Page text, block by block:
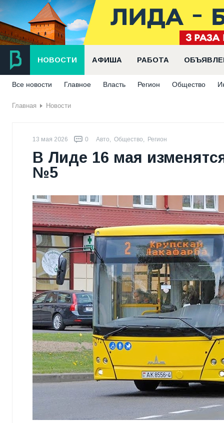
НОВОСТИ АФИША РАБОТА
Все новости Главное Власть Регион Общество
Главная Новости
13 мая 2026 0 Авто, Общество, Регион
В Лиде 16 мая
№5